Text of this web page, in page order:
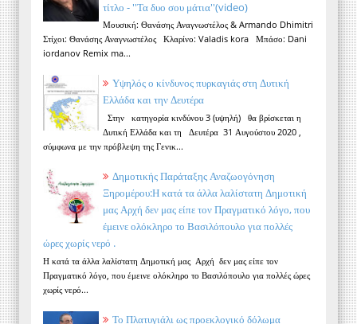
τίτλο - ''Τα δυο σου μάτια''(video)
Μουσική: Θανάσης Αναγνωστέλος & Armando Dhimitri
Στίχοι: Θανάσης Αναγνωστέλος Κλαρίνο: Valadis kora Μπάσο: Dani
iordanov Remix ma...
Υψηλός ο κίνδυνος πυρκαγιάς στη Δυτική
Ελλάδα και την Δευτέρα
Στην κατηγορία κινδύνου 3 (υψηλή) θα βρίσκεται η
Δυτική Ελλάδα και τη Δευτέρα 31 Αυγούστου 2020 ,
σύμφωνα με την πρόβλεψη της Γενικ...
Δημοτικής Παράταξης Αναζωογόνηση
Ξηρομέρου:Η κατά τα άλλα λαλίστατη Δημοτική
μας Αρχή δεν μας είπε τον Πραγματικό λόγο, που
έμεινε ολόκληρο το Βασιλόπουλο για πολλές
ώρες χωρίς νερό .
Η κατά τα άλλα λαλίστατη Δημοτική μας Αρχή δεν μας είπε τον
Πραγματικό λόγο, που έμεινε ολόκληρο το Βασιλόπουλο για πολλές ώρες
χωρίς νερό...
Το Πλατυγιάλι ως προεκλογικό δόλωμα